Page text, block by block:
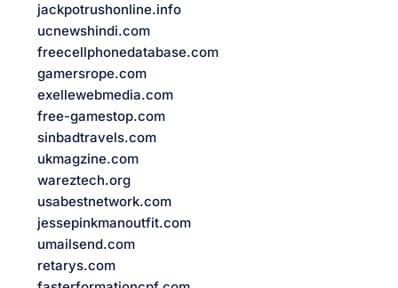
jackpotrushonline.info
ucnewshindi.com
freecellphonedatabase.com
gamersrope.com
exellewebmedia.com
free-gamestop.com
sinbadtravels.com
ukmagzine.com
wareztech.org
usabestnetwork.com
jessepinkmanoutfit.com
umailsend.com
retarys.com